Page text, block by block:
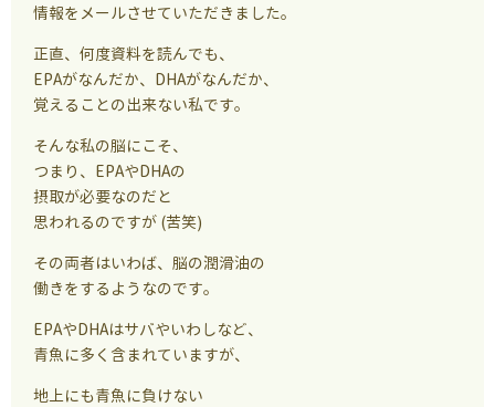
情報をメールさせていただきました。
正直、何度資料を読んでも、
EPAがなんだか、DHAがなんだか、
覚えることの出来ない私です。
そんな私の脳にこそ、
つまり、EPAやDHAの
摂取が必要なのだと
思われるのですが (苦笑)
その両者はいわば、脳の潤滑油の
働きをするようなのです。
EPAやDHAはサバやいわしなど、
青魚に多く含まれていますが、
地上にも青魚に負けない